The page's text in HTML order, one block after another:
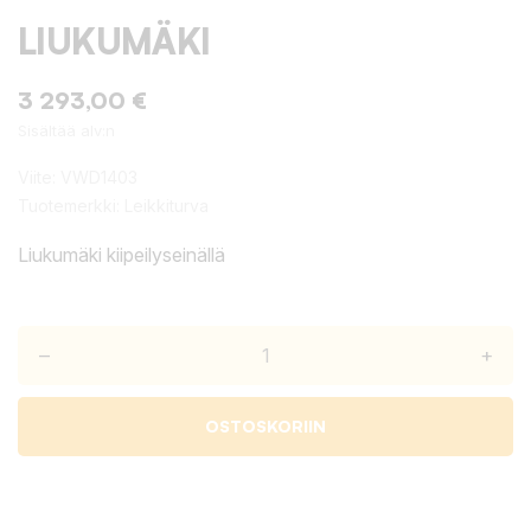
LIUKUMÄKI
3 293,00 €
Liukumäki kiipeilyseinällä
– +
OSTOSKORIIN